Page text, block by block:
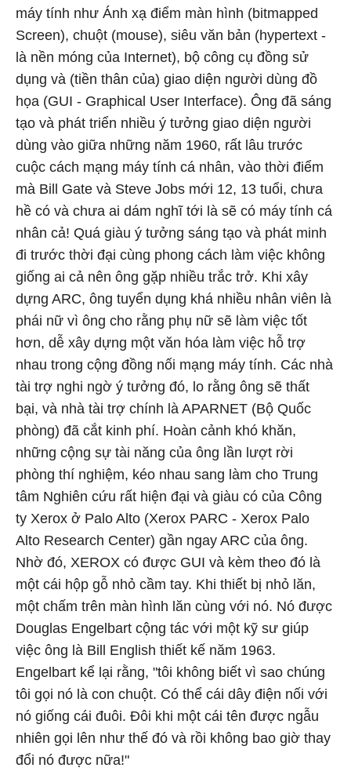
máy tính như Ánh xạ điểm màn hình (bitmapped
Screen), chuột (mouse), siêu văn bản (hypertext -
là nền móng của Internet), bộ công cụ đồng sử
dụng và (tiền thân của) giao diện người dùng đồ
họa (GUI - Graphical User Interface). Ông đã sáng
tạo và phát triển nhiều ý tưởng giao diện người
dùng vào giữa những năm 1960, rất lâu trước
cuộc cách mạng máy tính cá nhân, vào thời điểm
mà Bill Gate và Steve Jobs mới 12, 13 tuổi, chưa
hề có và chưa ai dám nghĩ tới là sẽ có máy tính cá
nhân cả! Quá giàu ý tưởng sáng tạo và phát minh
đi trước thời đại cùng phong cách làm việc không
giống ai cả nên ông gặp nhiều trắc trở. Khi xây
dựng ARC, ông tuyển dụng khá nhiều nhân viên là
phái nữ vì ông cho rằng phụ nữ sẽ làm việc tốt
hơn, dễ xây dựng một văn hóa làm việc hỗ trợ
nhau trong cộng đồng nối mạng máy tính. Các nhà
tài trợ nghi ngờ ý tưởng đó, lo rằng ông sẽ thất
bại, và nhà tài trợ chính là APARNET (Bộ Quốc
phòng) đã cắt kinh phí. Hoàn cảnh khó khăn,
những cộng sự tài năng của ông lần lượt rời
phòng thí nghiệm, kéo nhau sang làm cho Trung
tâm Nghiên cứu rất hiện đại và giàu có của Công
ty Xerox ở Palo Alto (Xerox PARC - Xerox Palo
Alto Research Center) gần ngay ARC của ông.
Nhờ đó, XEROX có được GUI và kèm theo đó là
một cái hộp gỗ nhỏ cầm tay. Khi thiết bị nhỏ lăn,
một chấm trên màn hình lăn cùng với nó. Nó được
Douglas Engelbart cộng tác với một kỹ sư giúp
việc ông là Bill English thiết kế năm 1963.
Engelbart kể lại rằng, "tôi không biết vì sao chúng
tôi gọi nó là con chuột. Có thể cái dây điện nối với
nó giống cái đuôi. Đôi khi một cái tên được ngẫu
nhiên gọi lên như thế đó và rồi không bao giờ thay
đổi nó được nữa!"